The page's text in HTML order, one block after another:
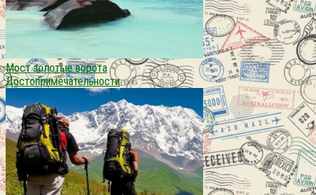
Мост золотые ворота
Достопримечательности